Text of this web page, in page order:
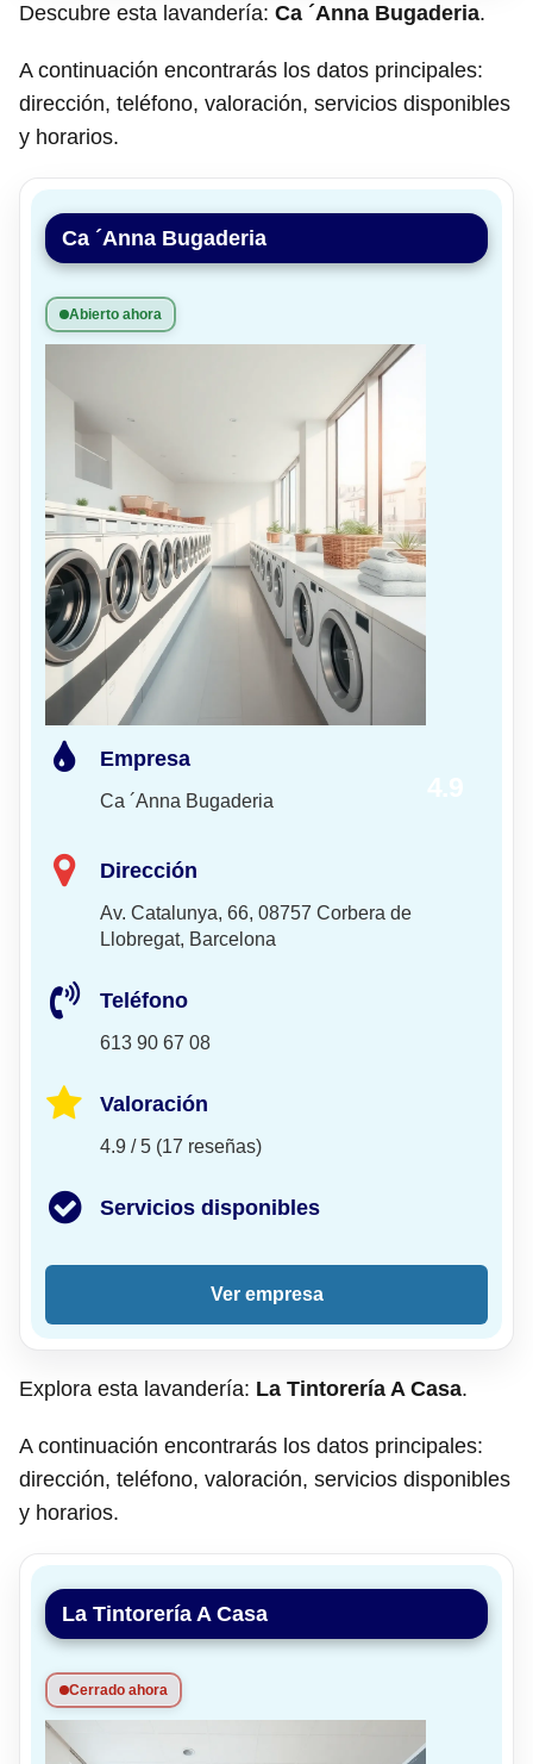
Descubre esta lavandería: Ca ´Anna Bugaderia.
A continuación encontrarás los datos principales:
dirección, teléfono, valoración, servicios disponibles
y horarios.
Ca ´Anna Bugaderia
Abierto ahora
Empresa
Ca ´Anna Bugaderia
Dirección
Av. Catalunya, 66, 08757 Corbera de
Llobregat, Barcelona
Teléfono
613 90 67 08
Valoración
4.9 / 5 (17 reseñas)
Servicios disponibles
Ver empresa
Explora esta lavandería: La Tintorería A Casa.
A continuación encontrarás los datos principales:
dirección, teléfono, valoración, servicios disponibles
y horarios.
La Tintorería A Casa
Cerrado ahora